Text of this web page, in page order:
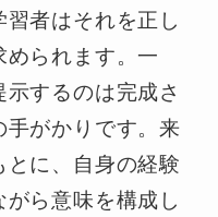
者はそれを正し
められます。一
するのは完成さ
手がかりです。来
に、自身の経験
ら意味を構成し